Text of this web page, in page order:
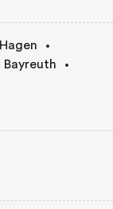
Hagen
Bayreuth